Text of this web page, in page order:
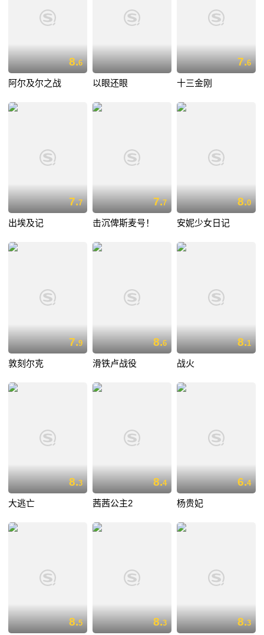
8.6
阿尔及尔之战 以眼还眼
7.6
十三金刚
7.7
出埃及记
7.7
击沉俾斯麦号！
8.0
安妮少女日记
7.9
敦刻尔克
8.6
滑铁卢战役
8.1
战火
8.3
大逃亡
8.4
茜茜公主2
6.4
杨贵妃
8.5 8.3 8.3